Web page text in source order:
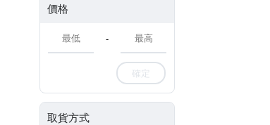
價格
-
確定
取貨方式